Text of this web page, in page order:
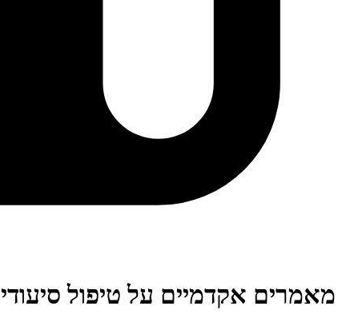
מאמרים אקדמיים על טיפול סיעודי